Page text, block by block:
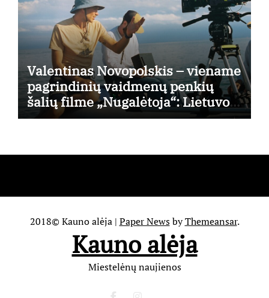
Valentinas Novopolskis – viename
pagrindinių vaidmenų penkių
šalių filme „Nugalėtoja“: Lietuvos
kino teatruose – nuo rugpjūčio 7-
2018© Kauno alėja | Paper NewsbyThemeansar.
Kauno alėja
Miestelėnų naujienos